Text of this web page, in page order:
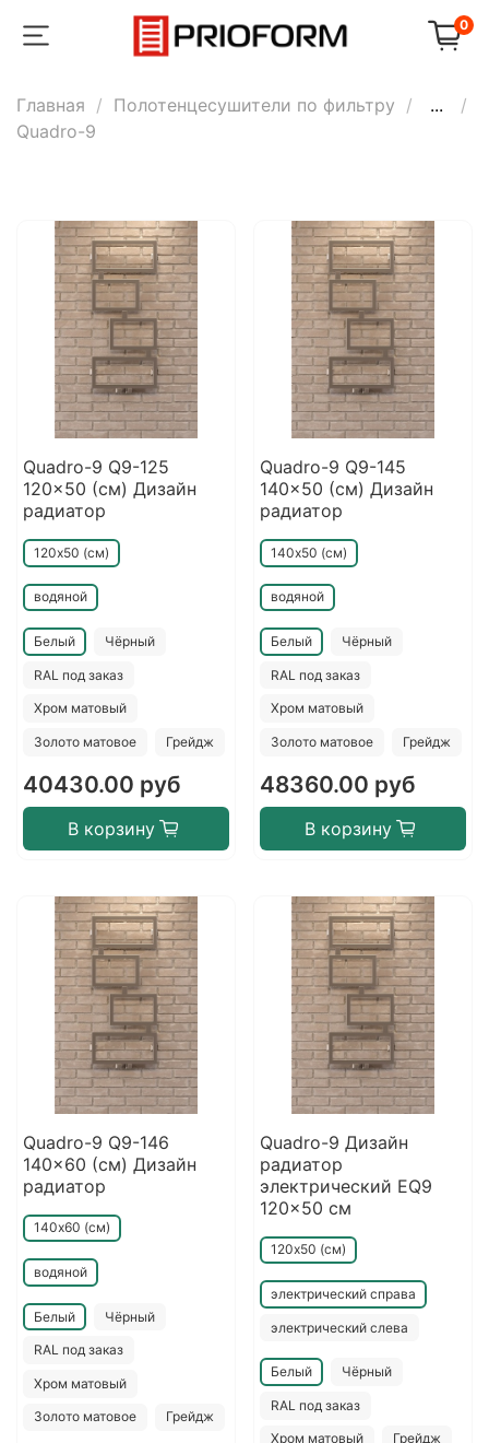
0
Главная Полотенцесушители по фильтру
...
Quadro-9
Quadro-9 Q9-125
120x50 (см) Дизайн
радиатор
120х50 (см)
водяной
Белый Чёрный
RAL под заказ
Хром матовый
Золото матовое Грейдж
40430.00 руб
В корзину
Quadro-9 Q9-145
140x50 (см) Дизайн
радиатор
140х50 (см)
водяной
Белый Чёрный
RAL под заказ
Хром матовый
Золото матовое Грейдж
48360.00 руб
В корзину
Quadro-9 Q9-146
140x60 (см) Дизайн
радиатор
140х60 (см)
водяной
Белый Чёрный
RAL под заказ
Хром матовый
Золото матовое Грейдж
Quadro-9 Дизайн
радиатор
электрический EQ9
120x50 см
120х50 (см)
электрический справа
электрический слева
Белый Чёрный
RAL под заказ
Хром матовый Грейдж